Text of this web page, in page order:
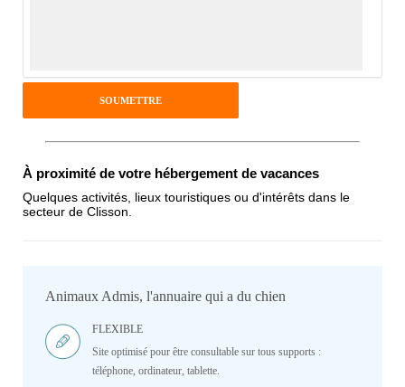
Antispam - Combien font 7x4 (en
chiffres) :
À proximité de votre hébergement de vacances
Quelques activités, lieux touristiques ou d'intérêts dans le
secteur de Clisson.
Animaux Admis, l'annuaire qui a du chien
FLEXIBLE
Site optimisé pour être consultable sur tous supports :
téléphone, ordinateur, tablette.